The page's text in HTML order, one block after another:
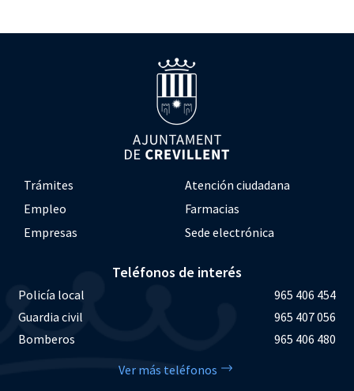
Trámites
Atención ciudadana
Empleo
Farmacias
Empresas
Sede electrónica
Teléfonos de interés
Policía local
965 406 454
Guardia civil
965 407 056
Bomberos
965 406 480
Ver más teléfonos